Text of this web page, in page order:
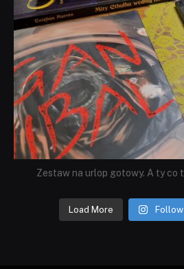
Zestaw na urlop gotowy. A ty co
Load More